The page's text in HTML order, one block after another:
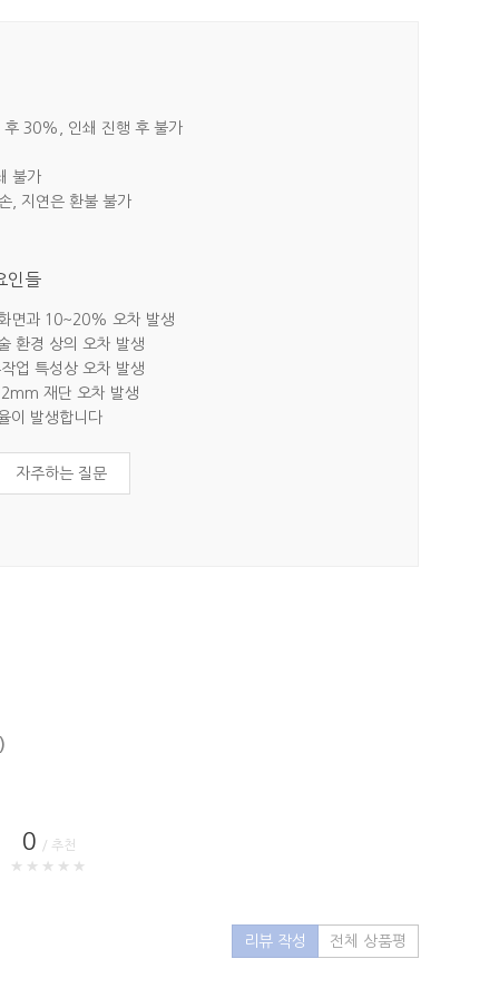
30%, 인쇄 진행 후 불가
불가
, 지연은 환불 불가
인들
면과 10~20% 오차 발생
환경 상의 오차 발생
업 특성상 오차 발생
재단 오차 발생
이 발생합니다
자주하는 질문
0 / 추천
★★★★★
리뷰 작성 전체 상품평